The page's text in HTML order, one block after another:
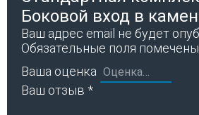
Боковой вход в
Ваш адрес email не будет
Обязательные поля помечены
Ваша оценка
Ваш отзыв *